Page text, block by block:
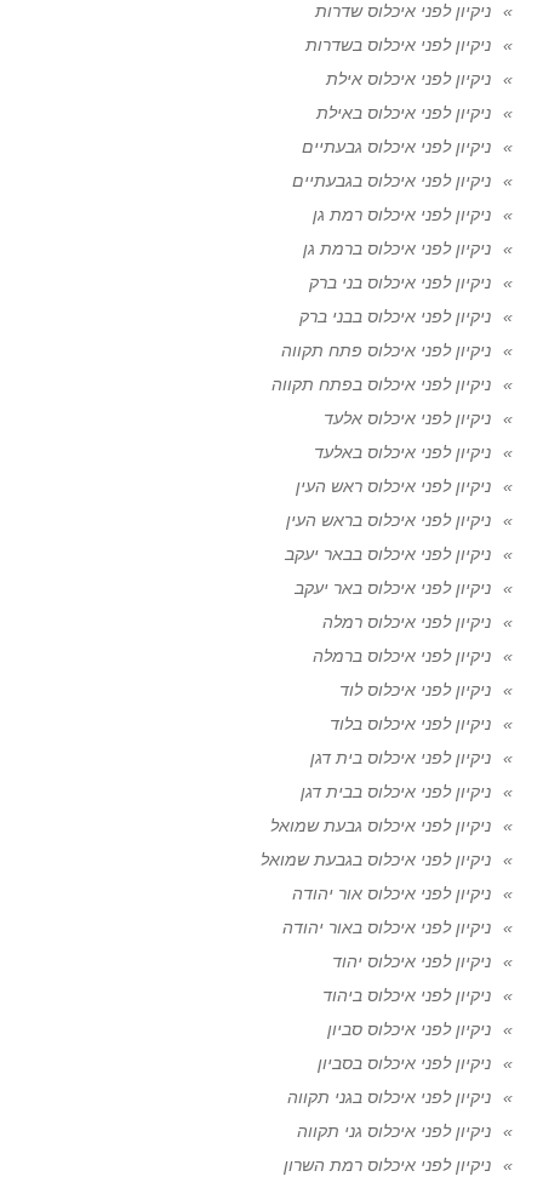
ניקיון לפני איכלוס שדרות
ניקיון לפני איכלוס בשדרות
ניקיון לפני איכלוס אילת
ניקיון לפני איכלוס באילת
ניקיון לפני איכלוס גבעתיים
ניקיון לפני איכלוס בגבעתיים
ניקיון לפני איכלוס רמת גן
ניקיון לפני איכלוס ברמת גן
ניקיון לפני איכלוס בני ברק
ניקיון לפני איכלוס בבני ברק
ניקיון לפני איכלוס פתח תקווה
ניקיון לפני איכלוס בפתח תקווה
ניקיון לפני איכלוס אלעד
ניקיון לפני איכלוס באלעד
ניקיון לפני איכלוס ראש העין
ניקיון לפני איכלוס בראש העין
ניקיון לפני איכלוס בבאר יעקב
ניקיון לפני איכלוס באר יעקב
ניקיון לפני איכלוס רמלה
ניקיון לפני איכלוס ברמלה
ניקיון לפני איכלוס לוד
ניקיון לפני איכלוס בלוד
ניקיון לפני איכלוס בית דגן
ניקיון לפני איכלוס בבית דגן
ניקיון לפני איכלוס גבעת שמואל
ניקיון לפני איכלוס בגבעת שמואל
ניקיון לפני איכלוס אור יהודה
ניקיון לפני איכלוס באור יהודה
ניקיון לפני איכלוס יהוד
ניקיון לפני איכלוס ביהוד
ניקיון לפני איכלוס סביון
ניקיון לפני איכלוס בסביון
ניקיון לפני איכלוס בגני תקווה
ניקיון לפני איכלוס גני תקווה
ניקיון לפני איכלוס רמת השרון